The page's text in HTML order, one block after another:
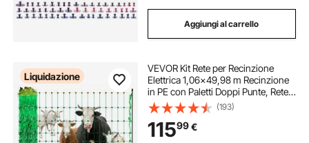
Aggiungi al carrello
Liquidazione
VEVOR Kit Rete per Recinzione
Elettrica 1,06x49,98 m Recinzione
in PE con Paletti Doppi Punte, Rete
Portatile per Capre, Pecore, Agnelli,
Cervi, Maiali, Cani, Cortili, Fattorie
(193)
11599€